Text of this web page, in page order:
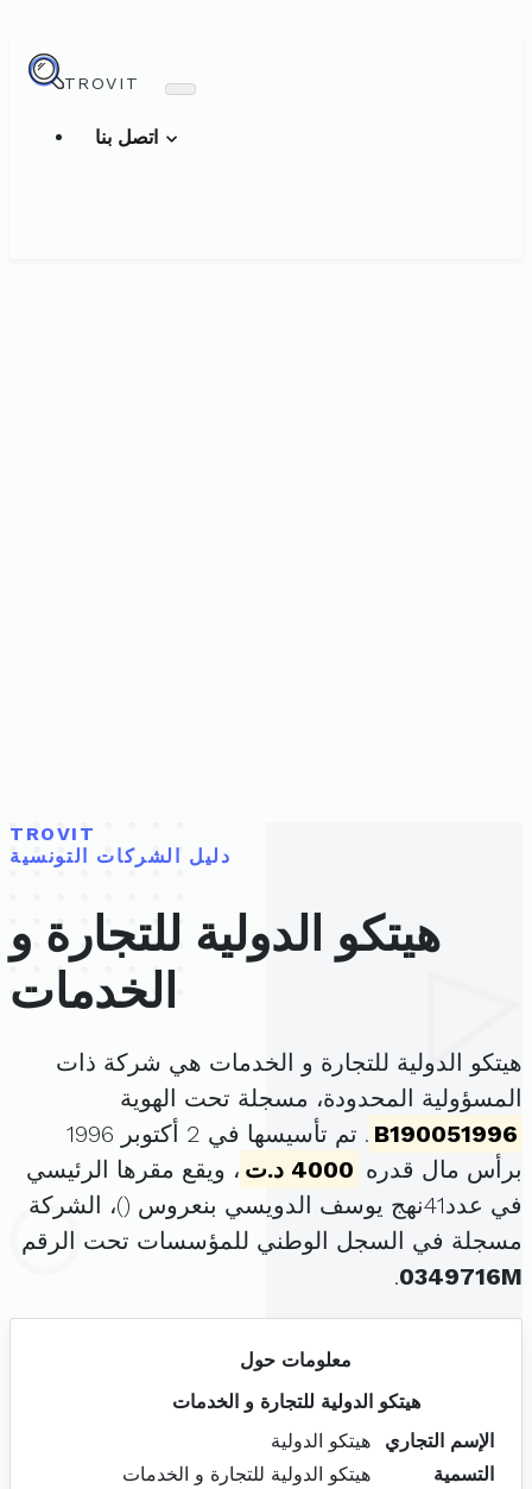
TROVIT
TROVIT
دليل الشركات التونسية
هيتكو الدولية للتجارة و
الخدمات
هيتكو الدولية للتجارة و الخدمات هي شركة ذات
المسؤولية المحدودة، مسجلة تحت الهوية
B190051996
. تم تأسيسها في 2 أكتوبر 1996
برأس مال قدره 4000 د.ت
، ويقع مقرها الرئيسي
في عدد41نهج يوسف الدويسي بنعروس (
)، الشركة
مسجلة في السجل الوطني للمؤسسات تحت الرقم
0349716M
.
معلومات حول
هيتكو الدولية للتجارة و الخدمات
الإسم التجاري
هيتكو الدولية
التسمية
هيتكو الدولية للتجارة و الخدمات